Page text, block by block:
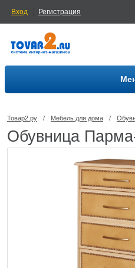
Вход Регистрация
Товар2.ру / Мебель для дома /
Обувница